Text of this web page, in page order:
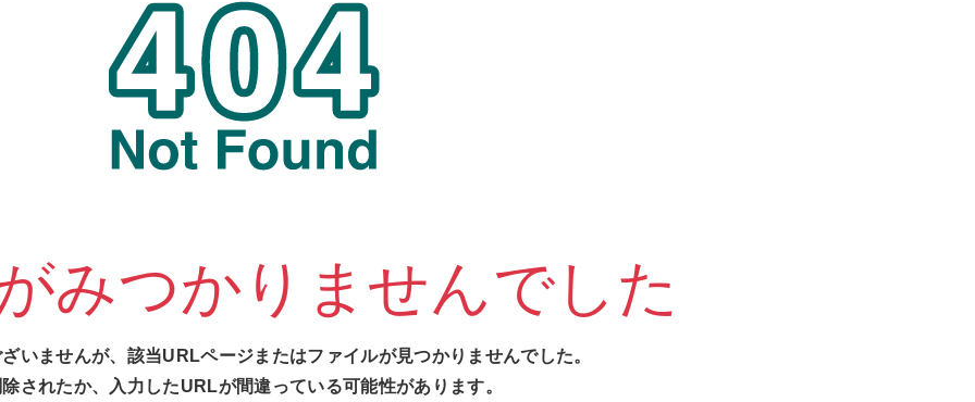
みつかりませんでした
いませんが、該当URLページまたはファイルが見つかりませんでした。
されたか、入力したURLが間違っている可能性があります。